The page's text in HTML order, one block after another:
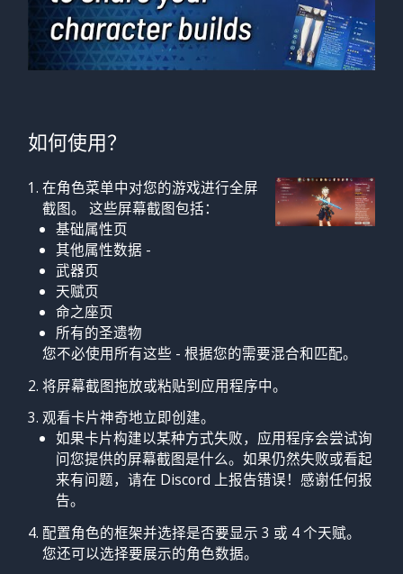
如何使用？
在角色菜单中对您的游戏进行全屏
截图。 这些屏幕截图包括：
基础属性页
其他属性数据 -
武器页
天赋页
命之座页
所有的圣遗物
您不必使用所有这些 - 根据您的需要混合和匹配。
将屏幕截图拖放或粘贴到应用程序中。
观看卡片神奇地立即创建。
如果卡片构建以某种方式失败，应用程序会尝试询
问您提供的屏幕截图是什么。如果仍然失败或看起
来有问题，请在 Discord 上报告错误！感谢任何报
告。
配置角色的框架并选择是否要显示 3 或 4 个天赋。
您还可以选择要展示的角色数据。